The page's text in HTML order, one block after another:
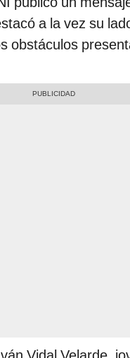
a la vez su
obstáculos